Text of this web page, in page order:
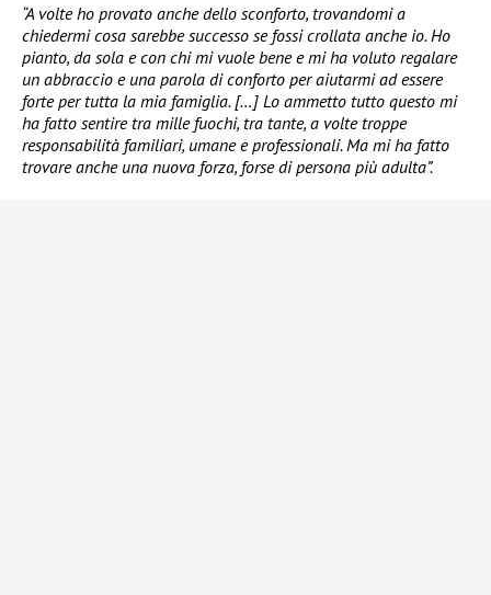
“A volte ho provato anche dello sconforto, trovandomi a
chiedermi cosa sarebbe successo se fossi crollata anche io. Ho
pianto, da sola e con chi mi vuole bene e mi ha voluto regalare
un abbraccio e una parola di conforto per aiutarmi ad essere
forte per tutta la mia famiglia. […] Lo ammetto tutto questo mi
ha fatto sentire tra mille fuochi, tra tante, a volte troppe
responsabilità familiari, umane e professionali. Ma mi ha fatto
trovare anche una nuova forza, forse di persona più adulta”.